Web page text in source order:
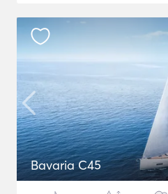
Bavaria C45